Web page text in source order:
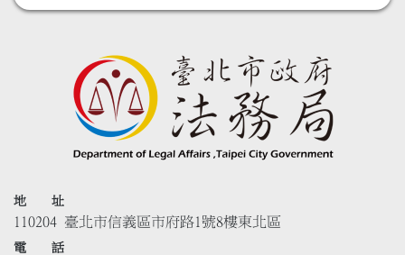
地 址
110204 臺北市信義區市府路1號8樓東北區
電 話